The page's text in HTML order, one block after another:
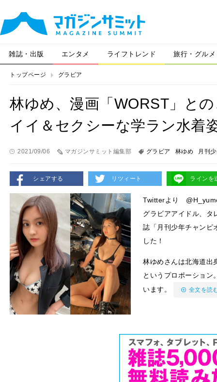
雑誌・出版 エンタメ ライフトレンド 旅行・グルメ
トップページ グラビア
林ゆめ、漫画「WORST」と
イイ＆セクシーな学ラン水着
2021/09/06 マガジンサミット編集部 グラビア 林ゆめ 月刊
シェアする リツィート ラインを
Twitterより
グラビアアイドル、タ
誌「月刊少年チャンピ
した！
林ゆめさんは北海道出
というプロポーション
います。
全文を読